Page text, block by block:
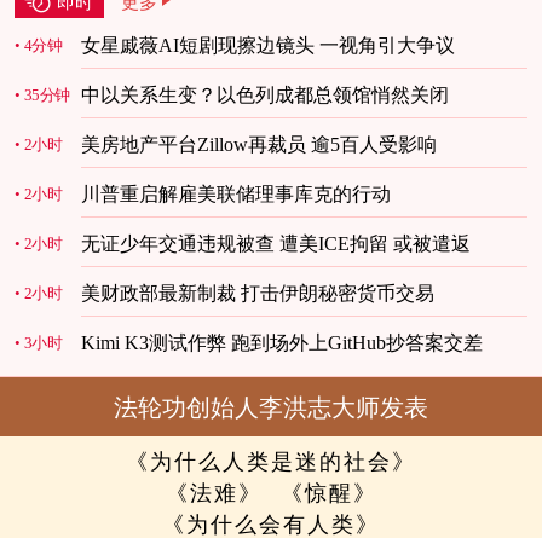
4分钟 女星戚薇AI短剧现擦边镜头 一视角引大争议
35分钟 中以关系生变？以色列成都总领馆悄然关闭
2小时 美房地产平台Zillow再裁员 逾5百人受影响
2小时 川普重启解雇美联储理事库克的行动
2小时 无证少年交通违规被查 遭美ICE拘留 或被遣返
2小时 美财政部最新制裁 打击伊朗秘密货币交易
3小时 Kimi K3测试作弊 跑到场外上GitHub抄答案交差
法轮功创始人李洪志大师发表
《为什么人类是迷的社会》
《法难》
《惊醒》
《为什么会有人类》